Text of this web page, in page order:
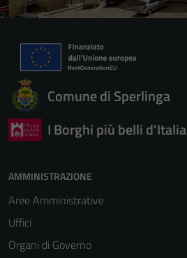
Comune di Sperlinga
I Borghi più belli d'Italia
AMMINISTRAZIONE
Aree Amministrative
Uffici
Organi di Governo